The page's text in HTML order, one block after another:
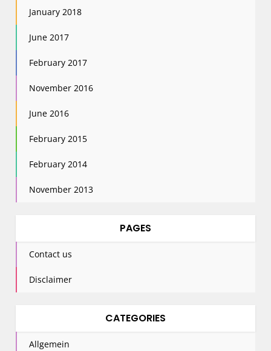
January 2018
June 2017
February 2017
November 2016
June 2016
February 2015
February 2014
November 2013
PAGES
Contact us
Disclaimer
CATEGORIES
Allgemein